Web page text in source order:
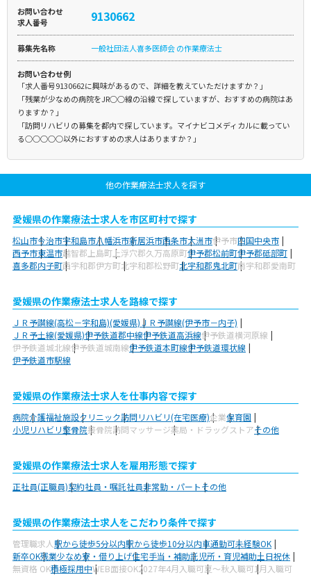
お問い合わせ
求人番号
9130662
募集先名称 一般社団法人喜多医師会 の作業療法士
お問い合わせ例
「求人番号9130662に興味があるので、詳細を教えていただけますか？」
「残業が少なめの病院をJR○○線の沿線で探していますが、おすすめの病院はあ
りますか？」
「訪問リハビリの募集を都内で探しています。マイナビコメディカルに載ってい
る○○○○○以外におすすめの求人はありますか？」
他の作業療法士求人を探す
愛媛県の作業療法士求人を市区町村で探す
松山市今治市宇和島市八幡浜市新居浜市西条市大洲市伊予市四国中央市
西予市東温市越智郡上島町 上浮穴郡久万高原町伊予郡松前町伊予郡砥部町
喜多郡内子町西宇和郡伊方町北宇和郡松野町北宇和郡鬼北町南宇和郡愛南町
愛媛県の作業療法士求人を路線で探す
ＪＲ予讃線(高松－宇和島)(愛媛県)ＪＲ予讃線(伊予市－内子)
ＪＲ予土線(愛媛県)伊予鉄道郡中線伊予鉄道高浜線伊予鉄道横河原線
伊予鉄道城北線伊予鉄道城南線伊予鉄道本町線伊予鉄道環状線
伊予鉄道市駅線
愛媛県の作業療法士求人を仕事内容で探す
病院介護福祉施設クリニック訪問リハビリ(在宅医療)企業保育園
小児リハビリ整骨院接骨院訪問マッサージ薬局・ドラッグストアその他
愛媛県の作業療法士求人を雇用形態で探す
正社員(正職員)契約社員・嘱託社員非常勤・パートその他
愛媛県の作業療法士求人をこだわり条件で探す
管理職求人駅から徒歩5分以内駅から徒歩10分以内車通勤可未経験OK
新卒OK残業少なめ寮・借り上げ住宅手当・補助託児所・育児補助土日祝休
無資格 OK積極採用中WEB面接OK2027年4月入職可夏～秋入職可1月入職可